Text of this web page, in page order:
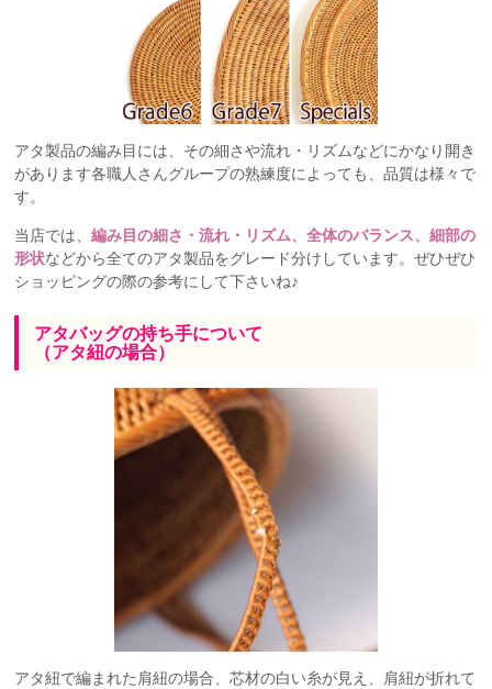
アタ製品の編み目には、その細さや流れ・リズムなどにかなり開き
があります各職人さんグループの熟練度によっても、品質は様々で
す。
当店では、編み目の細さ・流れ・リズム、全体のバランス、細部の
形状などから全てのアタ製品をグレード分けしています。ぜひぜひ
ショッピングの際の参考にして下さいね♪
アタバッグの持ち手について
（アタ紐の場合）
アタ紐で編まれた肩紐の場合、芯材の白い糸が見え、肩紐が折れて